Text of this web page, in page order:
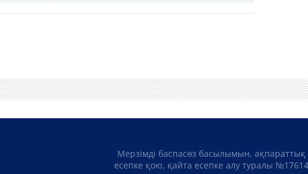
Мерзімді баспасөз басылымын, ақпараттық
есепке қою, қайта есепке алу туралы